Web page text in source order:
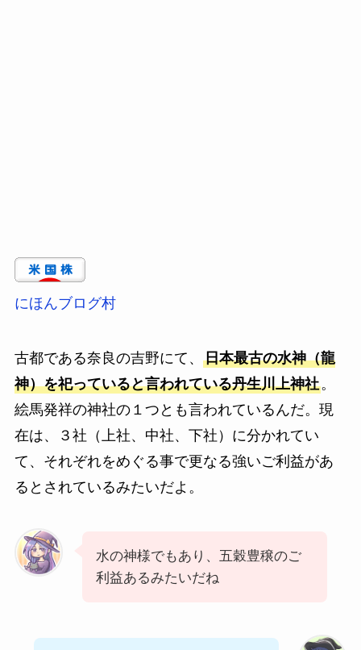
にほんブログ村
古都である奈良の吉野にて、 日本最古の水神（龍
神）を祀っていると言われている丹生川上神社。
絵馬発祥の神社の１つとも言われているんだ。現
在は、３社（上社、中社、下社）に分かれてい
て、それぞれをめぐる事で更なる強いご利益があ
るとされているみたいだよ。
水の神様でもあり、五穀豊穣のご
利益あるみたいだね